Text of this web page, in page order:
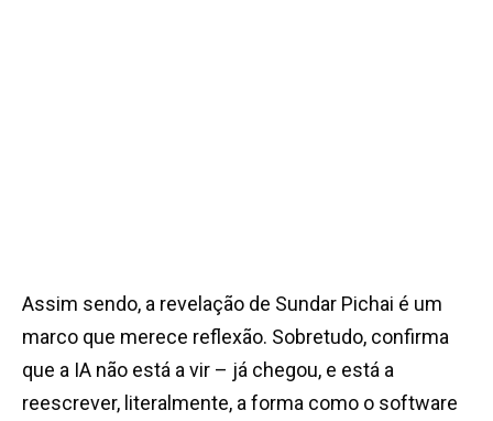
Assim sendo, a revelação de Sundar Pichai é um
marco que merece reflexão. Sobretudo, confirma
que a IA não está a vir – já chegou, e está a
reescrever, literalmente, a forma como o software